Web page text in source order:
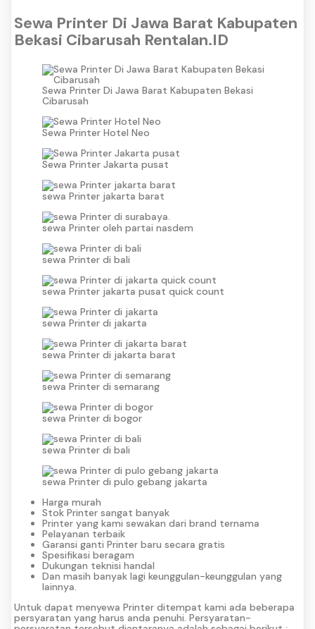
Sewa Printer Di Jawa Barat Kabupaten
Bekasi Cibarusah Rentalan.ID
Sewa Printer Di Jawa Barat Kabupaten Bekasi
Cibarusah
Sewa Printer Hotel Neo
Sewa Printer Jakarta pusat
sewa Printer jakarta barat
sewa Printer oleh partai nasdem
sewa Printer di bali
sewa Printer jakarta pusat quick count
sewa Printer di jakarta
sewa Printer di jakarta barat
sewa Printer di semarang
sewa Printer di bogor
sewa Printer di bali
sewa Printer di pulo gebang jakarta
Harga murah
Stok Printer sangat banyak
Printer yang kami sewakan dari brand ternama
Pelayanan terbaik
Garansi ganti Printer baru secara gratis
Spesifikasi beragam
Dukungan teknisi handal
Dan masih banyak lagi keunggulan-keunggulan yang
lainnya.
Untuk dapat menyewa Printer ditempat kami ada beberapa
persyaratan yang harus anda penuhi. Persyaratan-